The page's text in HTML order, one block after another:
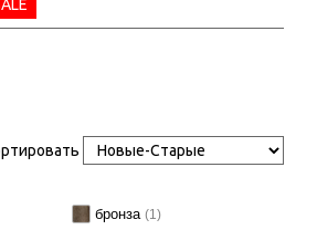
бронза(1)